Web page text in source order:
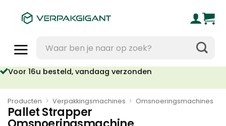
naar:
Voor 16u besteld, vandaag verzonden
Producten > Verpakkingsmachines > Omsnoeringsmachines
Pallet Strapper